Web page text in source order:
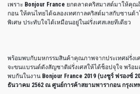
เพราะ Bonjour France ยกตลาดคริสมาสต์มาให้คุณ
กอน ให้คนไทยได้ฉลองเทศกาลคริสต์มาสกับซานต้
พิเศษ ประทับใจได้เหมือนอยู่ในฝรั่งเศสเลยทีเดียว
พร้อมพบกับมหกรรมสินค้าคุณภาพจากประเทศฝรั่ง
จะขนแบรนด์ดังสัญชาติฝรั่งเศสให้ได้ช็อปจุใจ พร้อ
พบกันในงาน Bonjour France 2019 (บงชูร์ ฟรองซ์
ธันวาคม 2562 ณ ศูนย์การค้าสยามพารากอน กรุงเท